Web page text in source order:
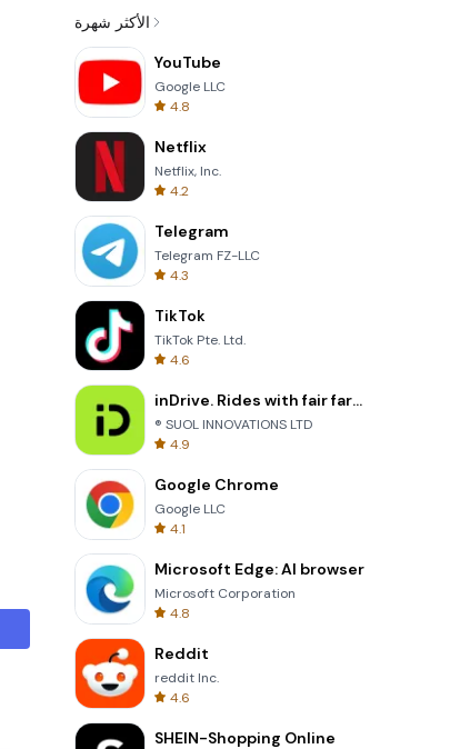
الأكثر شهرة
YouTube
Google LLC
4.8
Netflix
Netflix, Inc.
4.2
Telegram
Telegram FZ-LLC
4.3
TikTok
TikTok Pte. Ltd.
4.6
inDrive. Rides with fair fares
® SUOL INNOVATIONS LTD
4.9
Google Chrome
Google LLC
4.1
Microsoft Edge: AI browser
Microsoft Corporation
4.8
Reddit
reddit Inc.
4.6
SHEIN-Shopping Online